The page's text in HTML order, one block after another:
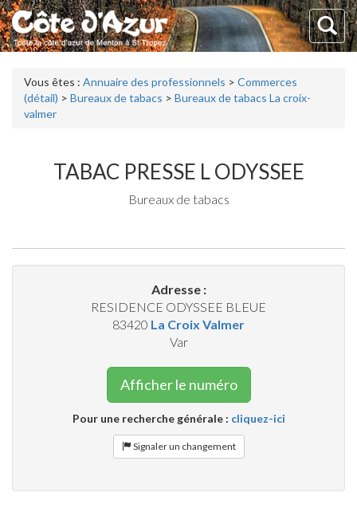
Vous êtes : Annuaire des professionnels > Commerces
(détail) > Bureaux de tabacs > Bureaux de tabacs La croix-
valmer
TABAC PRESSE L ODYSSEE
Bureaux de tabacs
Adresse :
RESIDENCE ODYSSEE BLEUE
83420 La Croix Valmer
Var
Afficher le numéro
Pour une recherche générale : cliquez-ici
Signaler un changement